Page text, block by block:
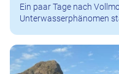
Ein paar Tage nach
Unterwasserphänomen